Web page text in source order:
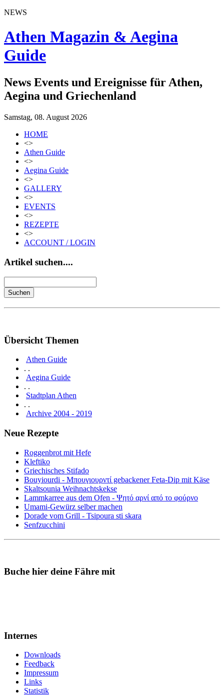
NEWS
Athen Magazin & Aegina
Guide
News Events und Ereignisse für Athen,
Aegina und Griechenland
Samstag, 08. August 2026
HOME
<>
Athen Guide
<>
Aegina Guide
<>
GALLERY
<>
EVENTS
<>
REZEPTE
<>
ACCOUNT / LOGIN
Artikel suchen....
Übersicht Themen
Athen Guide
. .
Aegina Guide
. .
Stadtplan Athen
. .
Archive 2004 - 2019
Neue Rezepte
Roggenbrot mit Hefe
Kleftiko
Griechisches Stifado
Bouyiourdi - Μπουγιουρντί gebackener Feta-Dip mit Käse
Skaltsounia Weihnachtskekse
Lammkarree aus dem Ofen - Ψητό αρνί από το φούρνο
Umami-Gewürz selber machen
Dorade vom Grill - Tsipoura sti skara
Senfzucchini
Buche hier deine Fähre mit
Internes
Downloads
Feedback
Impressum
Links
Statistik